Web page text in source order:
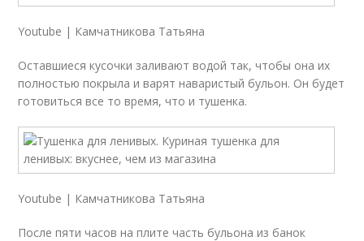
Youtube | Камчатникова Татьяна
Оставшиеся кусочки заливают водой так, чтобы она их
полностью покрыла и варят наваристый бульон. Он будет
готовиться все то время, что и тушенка.
Youtube | Камчатникова Татьяна
После пяти часов на плите часть бульона из банок